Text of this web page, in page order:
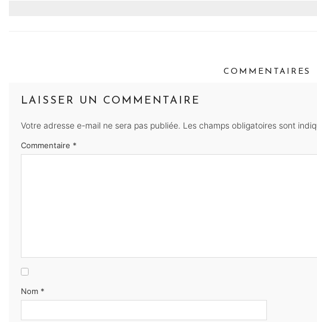
COMMENTAIRES
LAISSER UN COMMENTAIRE
Votre adresse e-mail ne sera pas publiée. Les champs obligatoires sont
Commentaire *
Nom *